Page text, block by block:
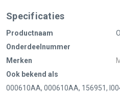
Specificaties
Productnaam
Onderdeelnummer
Merken
Ook bekend als
000610AA, 000610AA, 156951,